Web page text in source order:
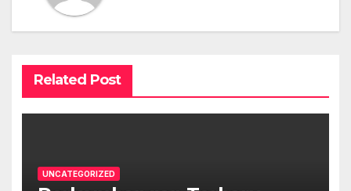
Related Post
UNCATEGORIZED